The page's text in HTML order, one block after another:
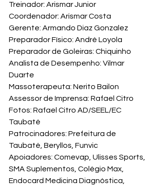
Treinador: Arismar Junior
Coordenador: Arismar Costa
Gerente: Armando Diaz Gonzalez
Preparador Físico: André Loyola
Preparador de Goleiras: Chiquinho
Analista de Desempenho: Vilmar
Duarte
Massoterapeuta: Nerito Bailon
Assessor de Imprensa: Rafael Citro
Fotos: Rafael Citro AD/SEEL/EC
Taubaté
Patrocinadores: Prefeitura de
Taubaté, Beryllos, Funvic
Apoiadores: Comevap, Ulisses Sports,
SMA Suplementos, Colégio Max,
Endocard Medicina Diagnóstica,